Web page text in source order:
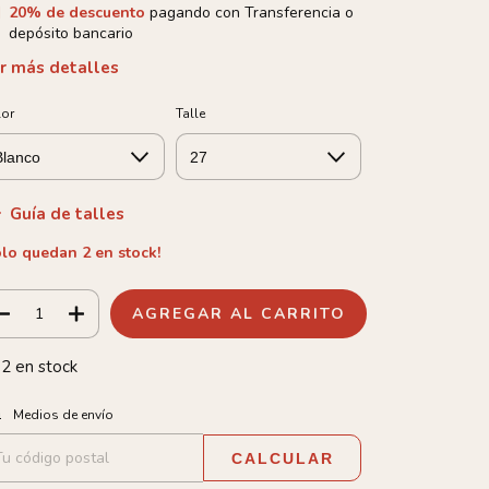
20% de descuento pagando con Transferencia o
depósito bancario
más detalles
Talle
Guía de talles
quedan 2en stock!
2 en stock
para el CP:
Medios de envío
CALCULAR